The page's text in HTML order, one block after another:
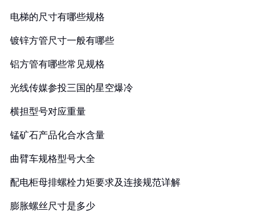
电梯的尺寸有哪些规格
镀锌方管尺寸一般有哪些
铝方管有哪些常见规格
光线传媒参投三国的星空爆冷
横担型号对应重量
锰矿石产品化合水含量
曲臂车规格型号大全
配电柜母排螺栓力矩要求及连接规范详解
膨胀螺丝尺寸是多少